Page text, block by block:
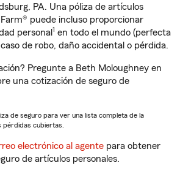
PA. Una póliza de artículos
puede incluso proporcionar
personal 1 en todo el mundo (perfecta
de robo, daño accidental o pérdida.
Pregunte a Beth Moloughney en
una cotización de seguro de
de seguro para ver una lista completa de la
pérdidas cubiertas.
electrónico al agente para obtener
de artículos personales.